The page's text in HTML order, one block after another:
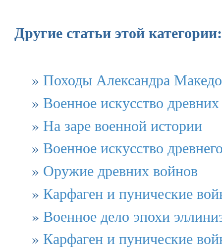
Другие статьи этой категории:
» Походы Александра
» Военное искусство древних
» На заре военной истории
» Военное искусство
» Оружие древних войнов
» Карфаген и пунические
» Военное дело эпохи
» Карфаген и пунические